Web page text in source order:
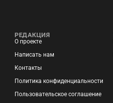
РЕДАКЦИЯ
О проекте
Написать нам
Контакты
Политика конфиденциальности
Пользовательское соглашение